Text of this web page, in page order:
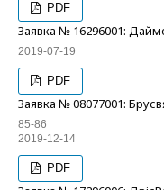
PDF
Заявка № 16296001:
2019-07-19
PDF
Заявка № 08077001:
85-86
2019-12-14
PDF